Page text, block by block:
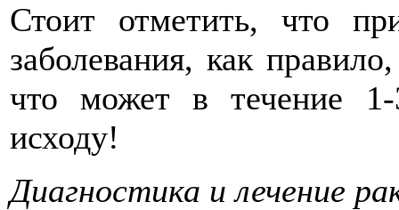
Стоит отметить, что
заболевания, как
что может в течение
исходу!
Диагностика и лечение